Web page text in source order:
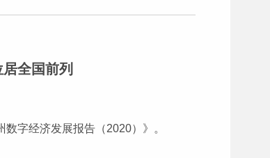
全国前列
字经济发展报告（2020）》。